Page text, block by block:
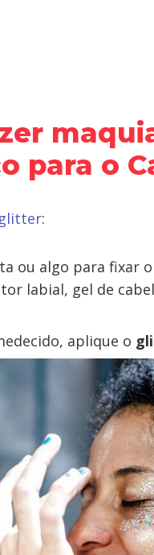
para o
:
ou algo para fixar
labial, gel de
aplique o